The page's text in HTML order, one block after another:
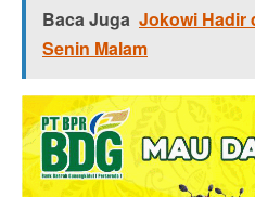
Baca Juga Jokowi Hadir
Senin Malam